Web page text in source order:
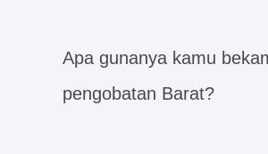
Apa gunanya kamu
pengobatan Barat?